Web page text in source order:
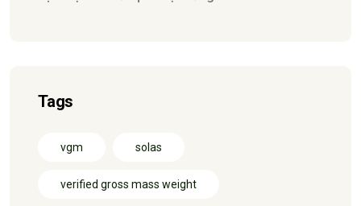
Tags
vgm solas
verified gross mass weight